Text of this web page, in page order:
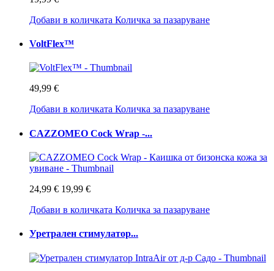
Добави в количката Количка за пазаруване
VoltFlex™
49,99 €
Добави в количката Количка за пазаруване
CAZZOMEO Cock Wrap -...
24,99 € 19,99 €
Добави в количката Количка за пазаруване
Уретрален стимулатор...